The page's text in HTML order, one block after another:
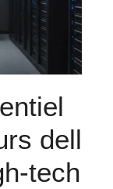
dell
tech